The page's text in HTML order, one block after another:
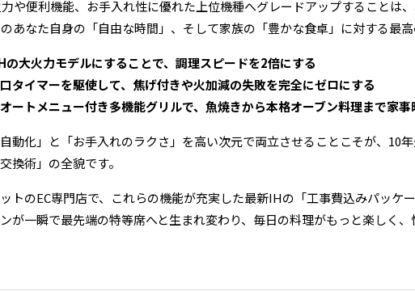
や便利機能、お手入れ性に優れた上位機種へグレードアップすることは
あなた自身の「自由な時間」、そして家族の「豊かな食卓」に対する最高
の大火力モデルにすることで、調理スピードを2倍にする
タイマーを駆使して、焦げ付きや火加減の失敗を完全にゼロにする
ートメニュー付き多機能グリルで、魚焼きから本格オーブン料理まで家
動化」と「お手入れのラクさ」を高い次元で両立させることこそが、10
換術」の全貌です。
トのEC専門店で、これらの機能が充実した最新IHの「工事費込みパッケ
が一瞬で最先端の特等席へと生まれ変わり、毎日の料理がもっと楽しく、